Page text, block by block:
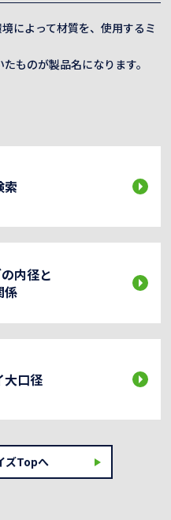
によって材質を、使用するミ
ものが製品名になります。
索
内径と
係
大口径
ズTopへ